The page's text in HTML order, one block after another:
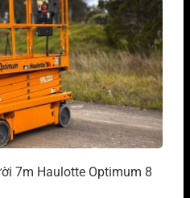
7m Haulotte Optimum 8